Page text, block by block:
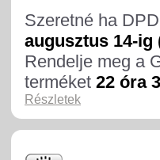
Szeretné ha
augusztus 14-ig
Rendelje meg a
terméket 22 óra
Részletek